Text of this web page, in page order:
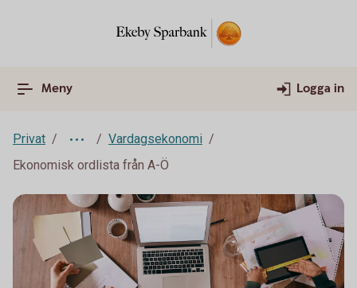
Meny Logga in
Privat
Vardagsekonomi
Ekonomisk ordlista från A-Ö